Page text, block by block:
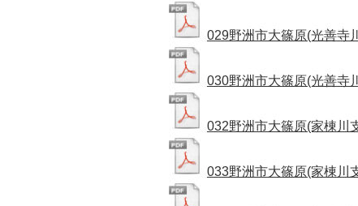
029野洲市大篠原(光善寺
030野洲市大篠原(光善寺
032野洲市大篠原(家棟川
033野洲市大篠原(家棟川